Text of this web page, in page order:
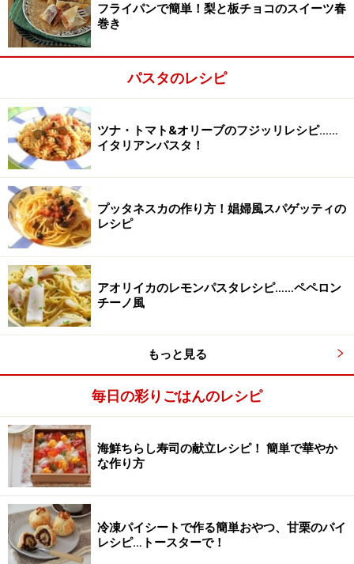
茹で上がったパスタとゆで汁少々一緒に加え、みじん切
りにした香菜を加えてサッと和え、醤油、塩、こしょう
で味を調え、レモン汁をさっとふる。
※記事内容は執筆時点のものです。最新の内容をご確認くださ
フライパンで簡単！梨と板チョコのスイーツ春
巻き
パスタのレシピ
ツナ・トマト&オリーブのフジッリレシピ……
イタリアンパスタ！
プッタネスカの作り方！娼婦風スパゲッティの
レシピ
アオリイカのレモンパスタレシピ……ペペロン
チーノ風
もっと見る
毎日の彩りごはんのレシピ
海鮮ちらし寿司の献立レシピ！ 簡単で華やか
な作り方
冷凍パイシートで作る簡単おやつ、甘栗のパイ
レシピ…トースターで！